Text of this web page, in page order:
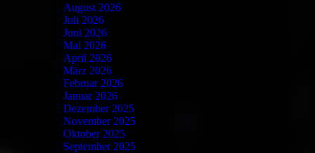
August 2026
Juli 2026
Juni 2026
Mai 2026
April 2026
März 2026
Februar 2026
Januar 2026
Dezember 2025
November 2025
Oktober 2025
September 2025